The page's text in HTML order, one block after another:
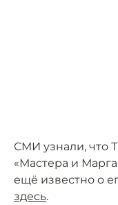
СМИ узнали, что
«Мастера и
ещё известно о
здесь.